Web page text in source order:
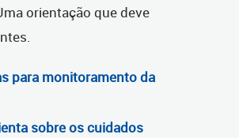
orientação que deve
para monitoramento da
sobre os cuidados